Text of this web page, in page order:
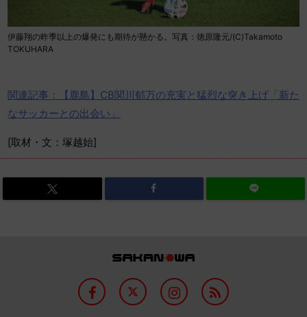
伊藤翔の昨季以上の爆発にも期待が懸かる。写真：徳原隆元/(C)Takamoto
TOKUHARA
関連記事：【鹿島】CB関川郁万の充実と猛烈な突き上げ「新た
なサッカーとの出会い」
[取材・文：塚越始]